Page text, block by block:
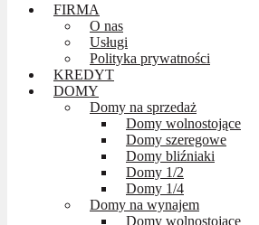
FIRMA
O nas
Usługi
Polityka prywatności
KREDYT
DOMY
Domy na sprzedaż
Domy wolnostojące
Domy szeregowe
Domy bliźniaki
Domy 1/2
Domy 1/4
Domy na wynajem
Domy wolnostojące